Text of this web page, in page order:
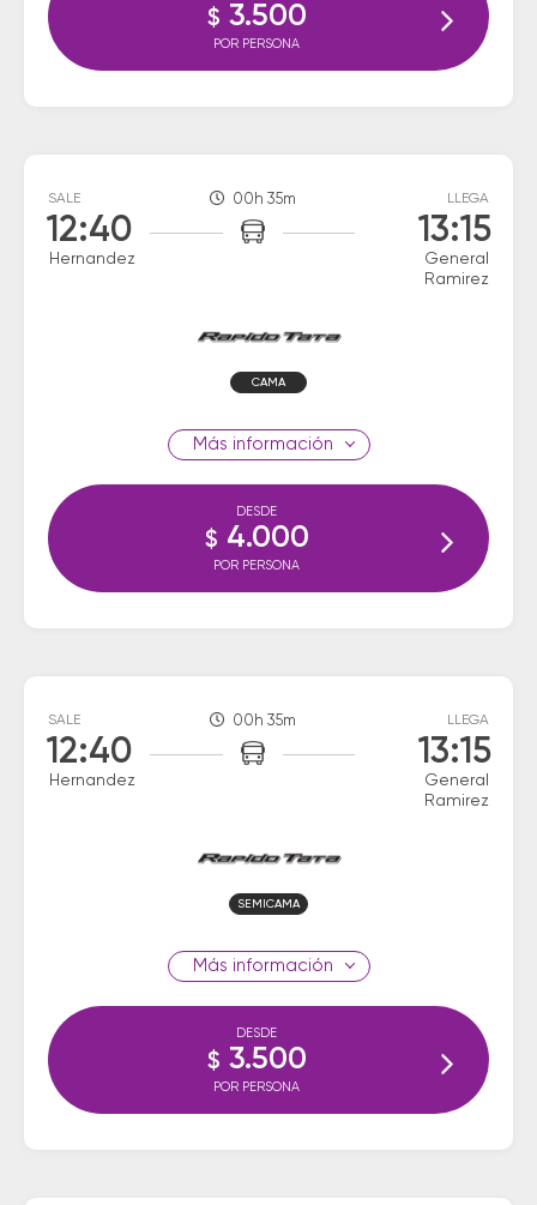
$ 3.500
POR PERSONA
SALE
12:40
Hernandez
00h 35m LLEGA
13:15
General
Ramirez
CAMA
información
DESDE
$ 4.000
POR PERSONA
SALE
12:40
Hernandez
00h 35m LLEGA
13:15
General
Ramirez
SEMICAMA
información
DESDE
$ 3.500
POR PERSONA